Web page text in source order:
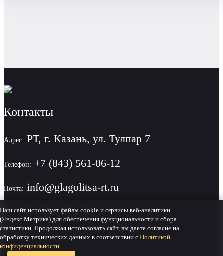
Контакты
Адрес: РТ, г. Казань, ул. Тулпар 7
Телефон: +7 (843) 561-06-12
Почта: info@glagolitsa-rt.ru
Политика конфиденциальности
Наш сайт использует файлы cookie и сервисы веб-аналитики
(Яндекс Метрика) для обеспечения функциональности и сбора
статистики. Продолжая использовать сайт, вы даете согласие на
обработку технических данных в соответствии с Политикой
конфиденциальности.